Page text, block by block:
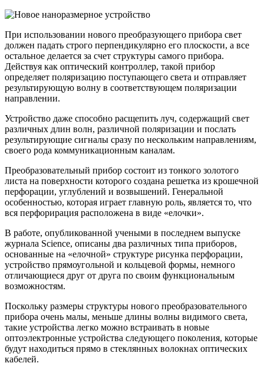
При использовании нового преобразующего прибора свет
должен падать строго перпендикулярно его плоскости, а все
остальное делается за счет структуры самого прибора.
Действуя как оптический контроллер, такой прибор
определяет поляризацию поступающего света и отправляет
результирующую волну в соответствующем поляризации
направлении.
Устройство даже способно расщепить луч, содержащий свет
различных длин волн, различной поляризации и послать
результирующие сигналы сразу по нескольким направлениям,
своего рода коммуникационным каналам.
Преобразовательный прибор состоит из тонкого золотого
листа на поверхности которого создана решетка из крошечной
перфорации, углублений и возвышений. Генеральной
особенностью, которая играет главную роль, является то, что
вся перфорирация расположена в виде «елочки».
В работе, опубликованной учеными в последнем выпуске
журнала Science, описаны два различных типа приборов,
основанные на «елочной» структуре рисунка перфорации,
устройство прямоугольной и кольцевой формы, немного
отличающиеся друг от друга по своим функциональным
возможностям.
Поскольку размеры структуры нового преобразовательного
прибора очень малы, меньше длины волны видимого света,
такие устройства легко можно встраивать в новые
оптоэлектронные устройства следующего поколения, которые
будут находиться прямо в стеклянных волокнах оптических
кабелей.